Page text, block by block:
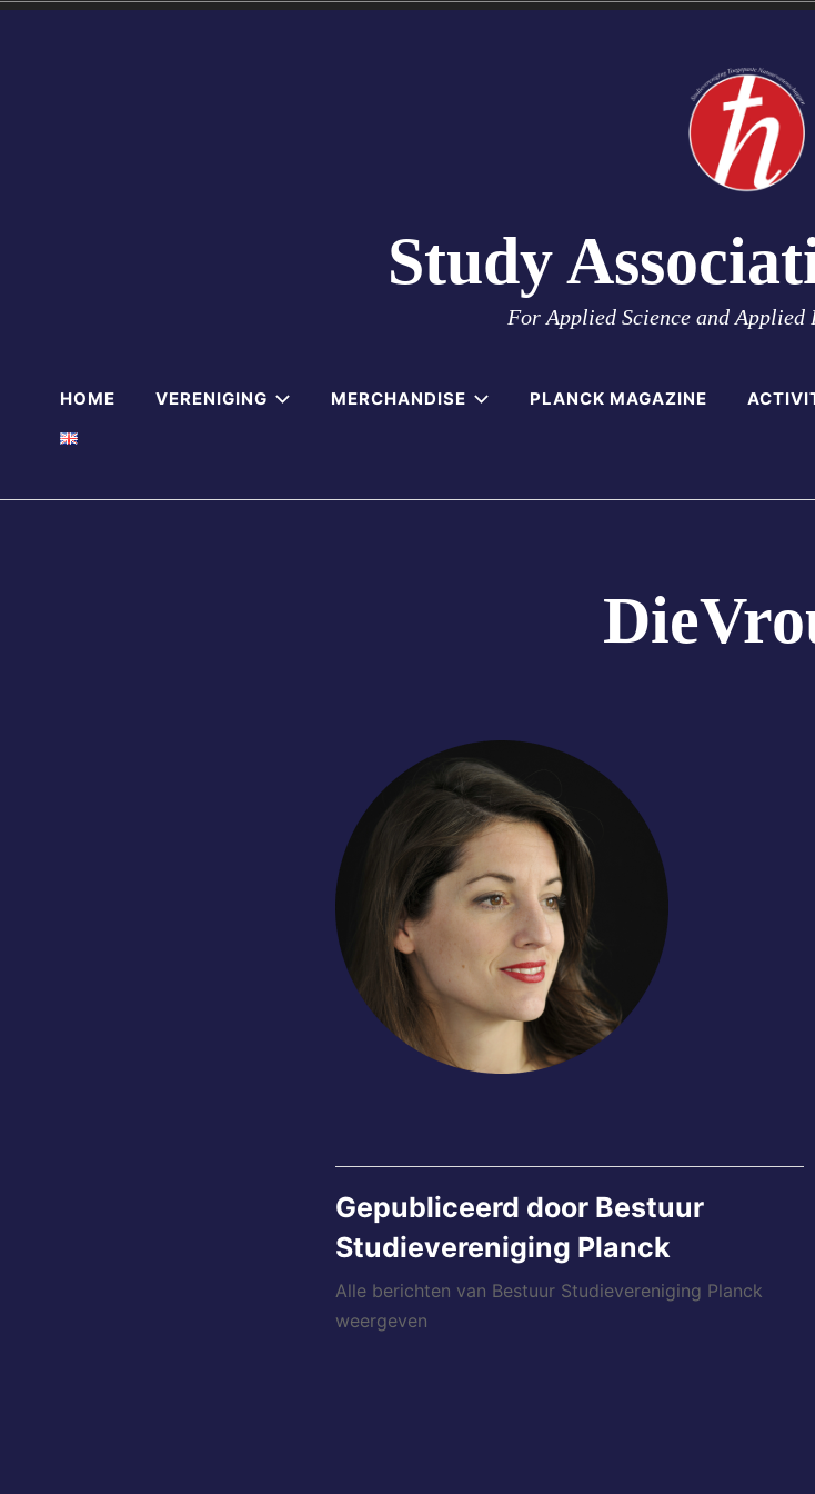
Study
For Applied Science and Applied
HOME VERENIGING MERCHANDISE PLANCK MAGAZINE
Gepubliceerd door Bestuur
Studievereniging Planck
Alle berichten van Bestuur Studievereniging Planck
weergeven